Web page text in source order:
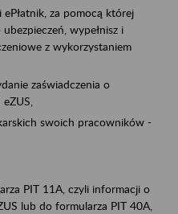
ePłatnik, za pomocą której
wypełnisz i
z wykorzystaniem
zaświadczenia o
swoich pracowników -
PIT 11A, czyli informacji o
lub do formularza PIT 40A,